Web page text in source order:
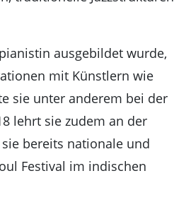
ausgebildet wurde,
mit Künstlern wie
sie unter anderem bei der
lehrt sie zudem an der
bereits nationale und
Festival im indischen